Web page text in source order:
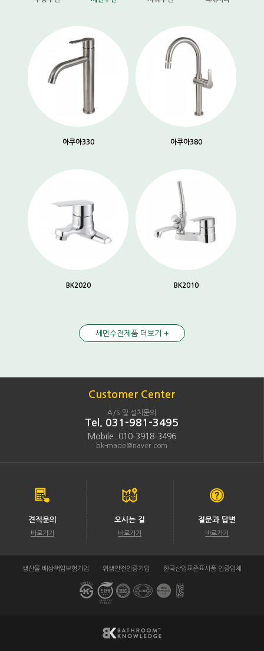
아쿠아330 아쿠아380
BK2020 BK2010
세면수전제품 더보기 +
Customer Center
A/S 및 설치문의
Tel. 031-981-3495
Mobile. 010-3918-3496
bk-made@naver.com
견적문의
바로가기
오시는 길
바로가기
질문과 답변
바로가기
생산물 배상책임보험가입 위생안전인증기업 한국산업표준표시품 인증업체